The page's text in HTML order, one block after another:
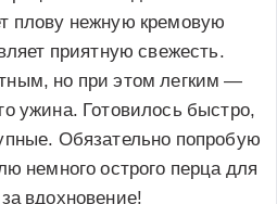
плову нежную кремовую
приятную свежесть.
но при этом легким —
ужина. Готовилось быстро,
Обязательно попробую
немного острого перца для
вдохновение!